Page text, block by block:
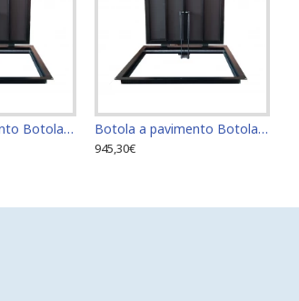
Botola a pavimento Botola di accesso Botola di ispezione 60 cm x 70 cm "H" Botola a pavimento Botola di accesso Botola di ispezione 60 cm x 80 cm "H"
945,30€